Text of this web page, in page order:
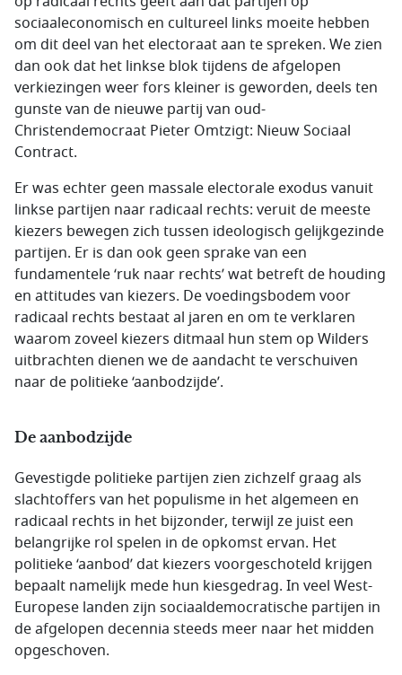
sociaaleconomisch en cultureel links moeite hebben
om dit deel van het electoraat aan te spreken. We zien
dan ook dat het linkse blok tijdens de afgelopen
verkiezingen weer fors kleiner is geworden, deels ten
gunste van de nieuwe partij van oud-
Christendemocraat Pieter Omtzigt: Nieuw Sociaal
Contract.
Er was echter geen massale electorale exodus vanuit
linkse partijen naar radicaal rechts: veruit de meeste
kiezers bewegen zich tussen ideologisch gelijkgezinde
partijen. Er is dan ook geen sprake van een
fundamentele ‘ruk naar rechts’ wat betreft de houding
en attitudes van kiezers. De voedingsbodem voor
radicaal rechts bestaat al jaren en om te verklaren
waarom zoveel kiezers ditmaal hun stem op Wilders
uitbrachten dienen we de aandacht te verschuiven
naar de politieke ‘aanbodzijde’.
De aanbodzijde
Gevestigde politieke partijen zien zichzelf graag als
slachtoffers van het populisme in het algemeen en
radicaal rechts in het bijzonder, terwijl ze juist een
belangrijke rol spelen in de opkomst ervan. Het
politieke ‘aanbod’ dat kiezers voorgeschoteld krijgen
bepaalt namelijk mede hun kiesgedrag. In veel West-
Europese landen zijn sociaaldemocratische partijen in
de afgelopen decennia steeds meer naar het midden
opgeschoven.